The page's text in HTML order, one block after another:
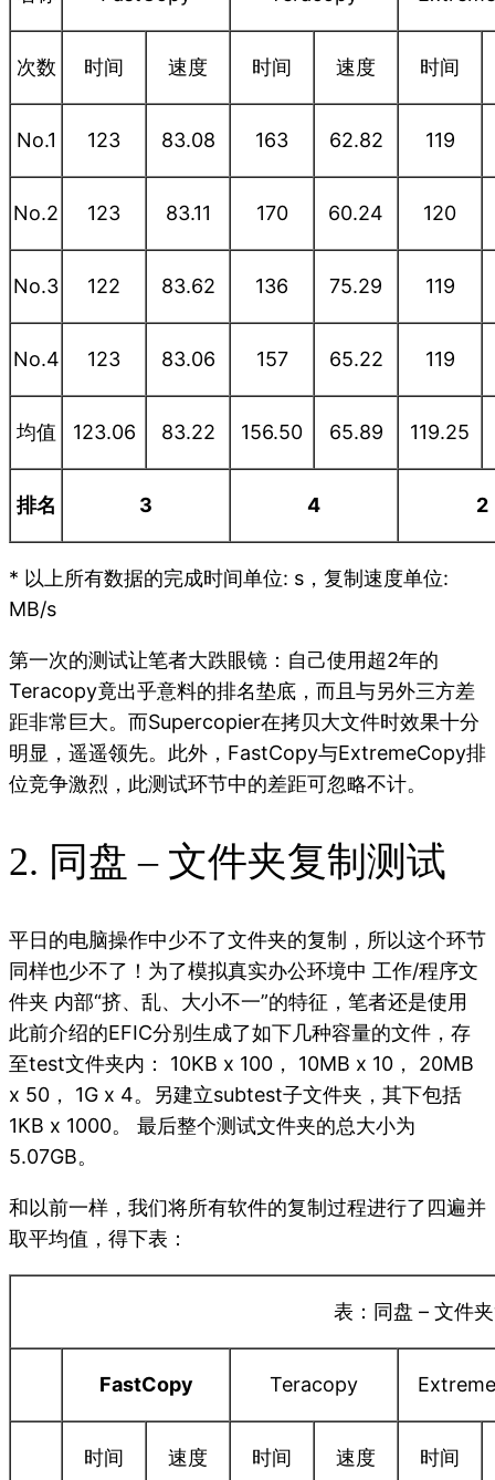
次数 时间 速度 时间 速度 时间
No.1 123 83.08 163 62.82 119
No.2 123 83.11 170 60.24 120
No.3 122 83.62 136 75.29 119
No.4 123 83.06 157 65.22 119
均值 123.06 83.22 156.50 65.89 119.25
排名 3 4 2
* 以上所有数据的完成时间单位: s，复制速度单位:
MB/s
第一次的测试让笔者大跌眼镜：自己使用超2年的
Teracopy竟出乎意料的排名垫底，而且与另外三方差
距非常巨大。而Supercopier在拷贝大文件时效果十分
明显，遥遥领先。此外，FastCopy与ExtremeCopy排
位竞争激烈，此测试环节中的差距可忽略不计。
2. 同盘 – 文件夹复制测试
平日的电脑操作中少不了文件夹的复制，所以这个环节
同样也少不了！为了模拟真实办公环境中 工作/程序文
件夹 内部“挤、乱、大小不一”的特征，笔者还是使用
此前介绍的EFIC分别生成了如下几种容量的文件，存
至test文件夹内： 10KB x 100， 10MB x 10， 20MB
x 50， 1G x 4。另建立subtest子文件夹，其下包括
1KB x 1000。 最后整个测试文件夹的总大小为
5.07GB。
和以前一样，我们将所有软件的复制过程进行了四遍并
取平均值，得下表：
表：同盘 – 文件
FastCopy Teracopy
时间 速度 时间 速度 时间